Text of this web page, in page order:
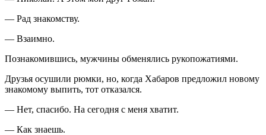
— Рад знакомству.
— Взаимно.
Познакомившись, мужчины обменялись рукопожатиями.
Друзья осушили рюмки, но, когда Хабаров предложил новому
знакомому выпить, тот отказался.
— Нет, спасибо. На сегодня с меня хватит.
— Как знаешь.